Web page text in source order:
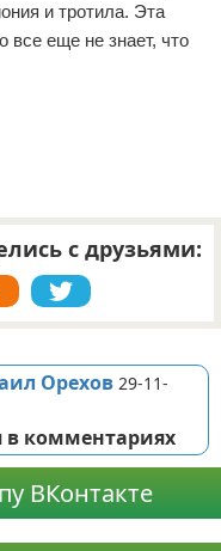
и тротила. Эта
все еще не знает, что
с друзьями:
Орехов 29-11-
комментариях
ВКонтакте